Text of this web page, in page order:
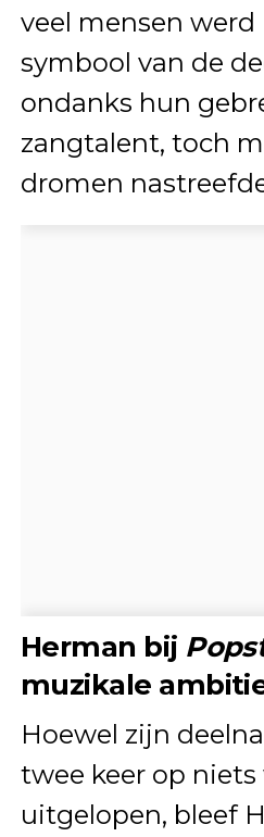
veel mensen
symbool van de
ondanks hun
zangtalent, toch
dromen
Herman bij
muzikale
Hoewel zijn
twee keer op niets
uitgelopen, bleef